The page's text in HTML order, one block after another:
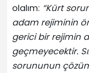
olalım: “Kürt
adam rejiminin
gerici bir rejimin
geçmeyecektir.
sorununun